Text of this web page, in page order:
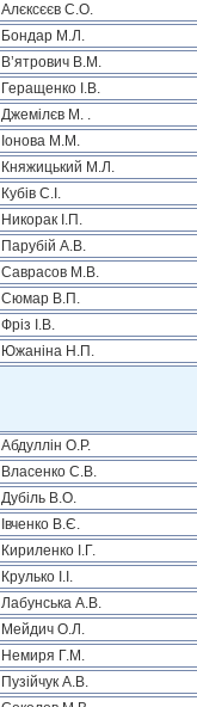
Алєксєєв С.О.
Бондар М.Л.
В’ятрович В.М.
Геращенко І.В.
Джемілєв М. .
Іонова М.М.
Княжицький М.Л.
Кубів С.І.
Никорак І.П.
Парубій А.В.
Саврасов М.В.
Сюмар В.П.
Фріз І.В.
Южаніна Н.П.
Абдуллін О.Р.
Власенко С.В.
Дубіль В.О.
Івченко В.Є.
Кириленко І.Г.
Крулько І.І.
Лабунська А.В.
Мейдич О.Л.
Немиря Г.М.
Пузійчук А.В.